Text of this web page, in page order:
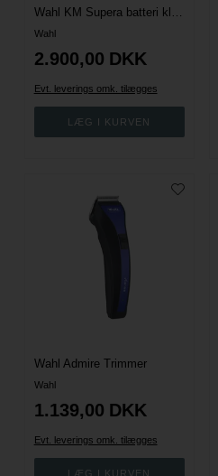
Wahl
2.900,00 DKK
Evt. leverings omk. tilægges
Wahl Admire Trimmer
Wahl
1.139,00 DKK
Evt. leverings omk. tilægges